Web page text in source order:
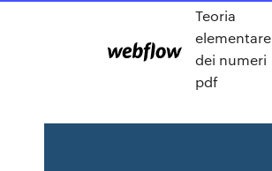
Teoria
elementare
dei numeri
pdf